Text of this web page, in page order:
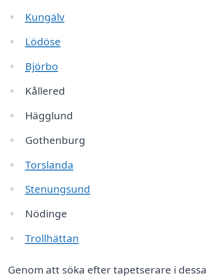
Kungälv
Lödöse
Björbo
Kållered
Hägglund
Gothenburg
Torslanda
Stenungsund
Nödinge
Trollhättan
Genom att söka efter tapetserare i dessa